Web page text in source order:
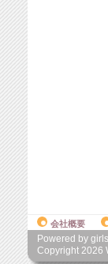
会社概要
Powered by
Copyright 2026